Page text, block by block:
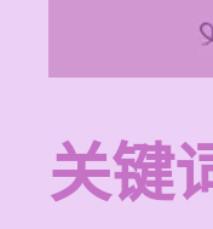
关键